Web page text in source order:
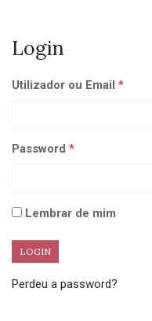
Login
Utilizador ou Email *
Password *
Lembrar de mim
Perdeu a password?